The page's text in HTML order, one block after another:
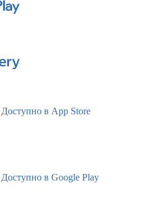
Доступно в App Store
Доступно в Google Play